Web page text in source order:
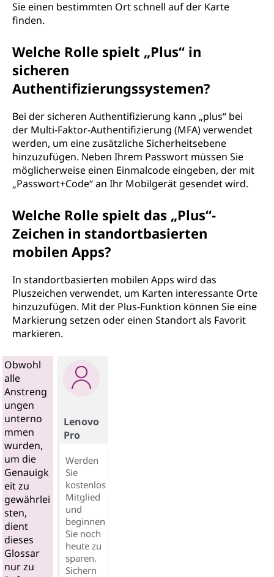
Sie einen bestimmten Ort schnell auf der Karte
finden.
Welche Rolle spielt „Plus“ in
sicheren
Authentifizierungssystemen?
Bei der sicheren Authentifizierung kann „plus“ bei
der Multi-Faktor-Authentifizierung (MFA) verwendet
werden, um eine zusätzliche Sicherheitsebene
hinzuzufügen. Neben Ihrem Passwort müssen Sie
möglicherweise einen Einmalcode eingeben, der mit
„Passwort+Code“ an Ihr Mobilgerät gesendet wird.
Welche Rolle spielt das „Plus“-
Zeichen in standortbasierten
mobilen Apps?
In standortbasierten mobilen Apps wird das
Pluszeichen verwendet, um Karten interessante Orte
hinzuzufügen. Mit der Plus-Funktion können Sie eine
Markierung setzen oder einen Standort als Favorit
markieren.
Obwohl
alle
Anstreng
ungen
unterno
mmen
wurden,
um die
Genauigk
eit zu
gewährlei
sten,
dient
dieses
Glossar
nur zu
Lenovo
Pro
Werden
Sie
kostenlos
Mitglied
und
beginnen
Sie noch
heute zu
sparen.
Sichern